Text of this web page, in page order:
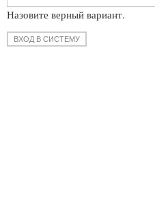
Назовите верный вариант.